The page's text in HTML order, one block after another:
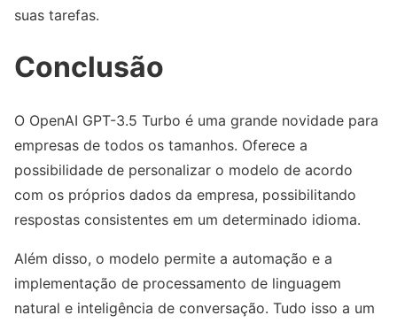
suas tarefas.
Conclusão
O OpenAI GPT-3.5 Turbo é uma grande novidade para
empresas de todos os tamanhos. Oferece a
possibilidade de personalizar o modelo de acordo
com os próprios dados da empresa, possibilitando
respostas consistentes em um determinado idioma.
Além disso, o modelo permite a automação e a
implementação de processamento de linguagem
natural e inteligência de conversação. Tudo isso a um